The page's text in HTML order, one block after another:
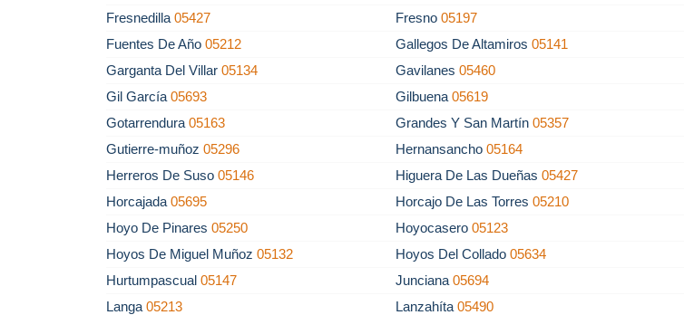
Fresnedilla 05427 Fresno05197
Fuentes De Año 05212 Gallegos De Altamiros05141
Garganta Del Villar 05134 Gavilanes05460
Gil García 05693 Gilbuena05619
Gotarrendura 05163 Grandes Y San Martín05357
Gutierre-muñoz 05296 Hernansancho05164
Herreros De Suso 05146 Higuera De Las Dueñas05427
Horcajada 05695 Horcajo De Las Torres05210
Hoyo De Pinares 05250 Hoyocasero05123
Hoyos De Miguel Muñoz 05132 Hoyos Del Collado05634
Hurtumpascual 05147 Junciana05694
Langa 05213 Lanzahíta05490